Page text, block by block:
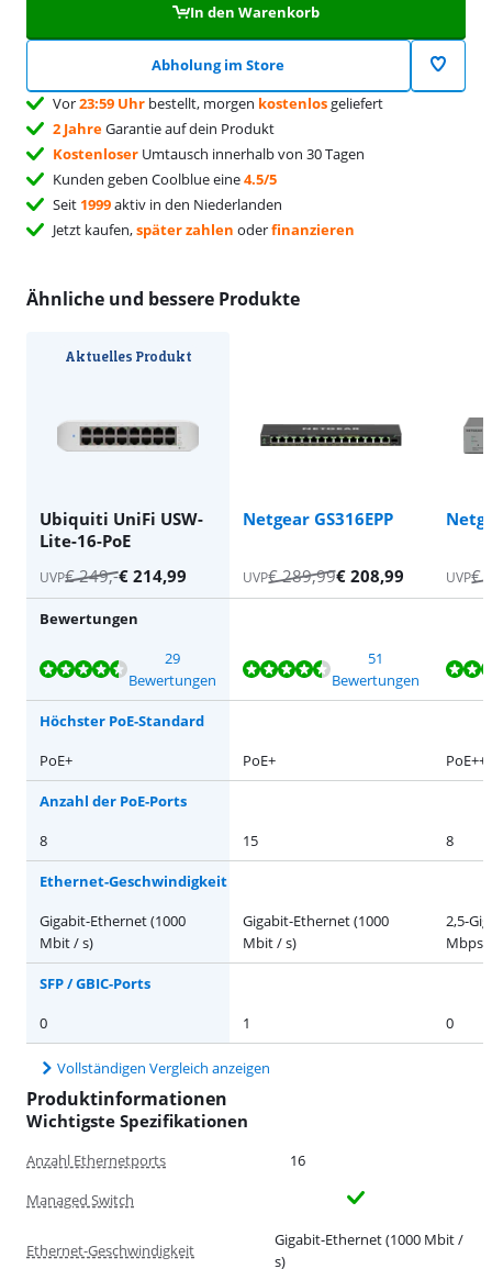
In den Warenkorb
Abholung im Store
Vor23:59 Uhr bestellt, morgen kostenlosgeliefert
2 JahreGarantie auf dein Produkt
Kostenloser Umtausch innerhalb von 30 Tagen
Kunden geben Coolblue eine4.5/5
Seit 1999aktiv in den Niederlanden
Jetzt kaufen,später zahlen oderfinanzieren
Ähnliche und bessere Produkte
Aktuelles Produkt
Ubiquiti UniFi USW-
Lite-16-PoE
Netgear GS316EPP
UVP€249,-€ 214,99 UVP€289,99€ 208,99 UVP€
Bewertungen
Bewertet mit 9,3 von 10, basierend auf 29 Bewertungen.
29
Bewertungen
Bewertet mit 9,0 von 10, basierend auf 51 Bewertungen.
51
Bewertungen
Bewertet mit 9,1 von 10, basierend auf 111 Bewertungen.
Bewertet mit 8,7 von 10, basierend auf 44 Bewertungen.
Höchster PoE-Standard
PoE+
PoE+ PoE++
Anzahl der PoE-Ports
8
15 8
Ethernet-Geschwindigkeit
Gigabit-Ethernet (1000
Mbit / s)
Gigabit-Ethernet (1000
Mbit / s)
2,5-
Mbps)
SFP / GBIC-Ports
0
1 0
Vollständigen Vergleich anzeigen
Produktinformationen
Wichtigste Spezifikationen
Anzahl Ethernetports
16
Managed Switch
Ethernet-Geschwindigkeit
Gigabit-Ethernet (1000 Mbit /
s)